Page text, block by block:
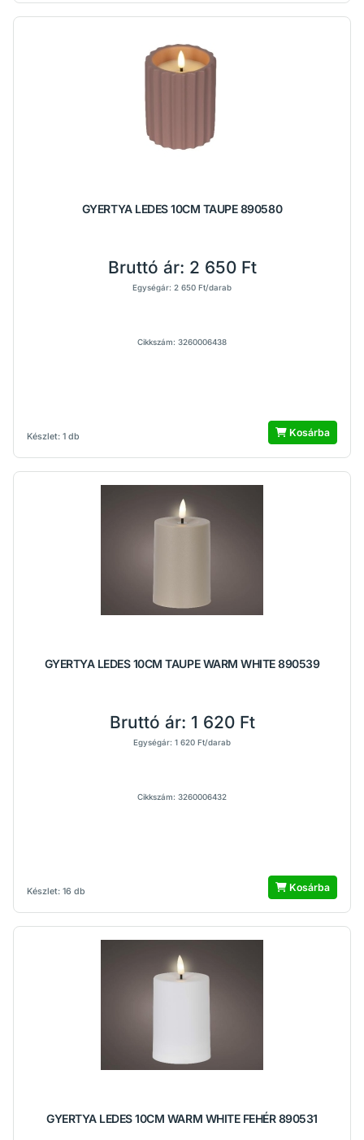
GYERTYA LEDES 10CM TAUPE 890580
Készlet: 1 db
Bruttó ár: 2 650 Ft
Egységár: 2 650 Ft/darab
Cikkszám: 3260006438
Kosárba
GYERTYA LEDES 10CM TAUPE WARM WHITE 890539
Készlet: 16 db
Bruttó ár: 1 620 Ft
Egységár: 1 620 Ft/darab
Cikkszám: 3260006432
Kosárba
GYERTYA LEDES 10CM WARM WHITE FEHÉR 890531